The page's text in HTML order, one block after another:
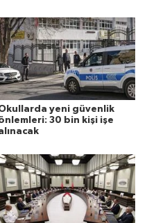
yeni güvenlik
30 bin kişi işe